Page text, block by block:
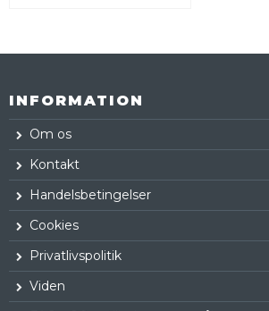
INFORMATION
Om os
Kontakt
Handelsbetingelser
Cookies
Privatlivspolitik
Viden